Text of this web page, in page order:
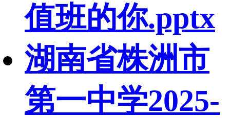
值班的你.pptx
湖南省株洲市
第一中学2025-